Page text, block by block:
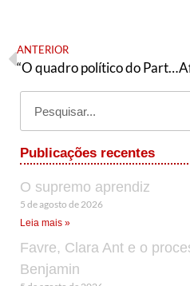
ANTERIOR
“O quadro político do Partido dos Trabalhadores no Piauí” como ponto de pauta da reunião do Diretório Estadual do PT
Publicações recentes
O supremo aprendiz
5 de agosto de 2026
Leia mais »
Favre, Clara Ant e o
Benjamin